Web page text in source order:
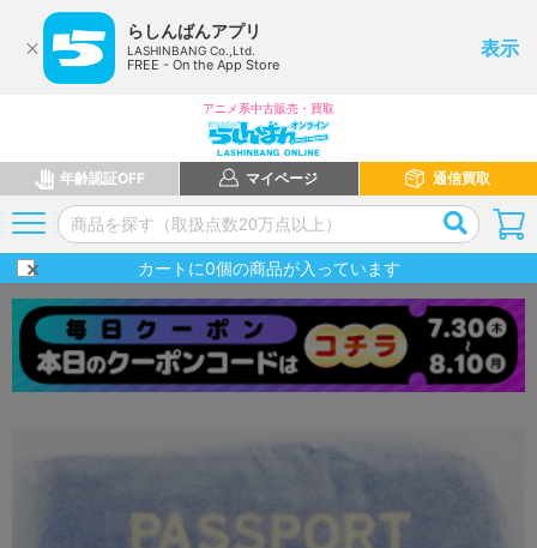
らしんばんアプリ
LASHINBANG Co.,Ltd.
FREE - On the App Store
表示
アニメ系中古販売・買取
年齢認証OFF マイページ 通信買取
カートに0個の商品が入っています